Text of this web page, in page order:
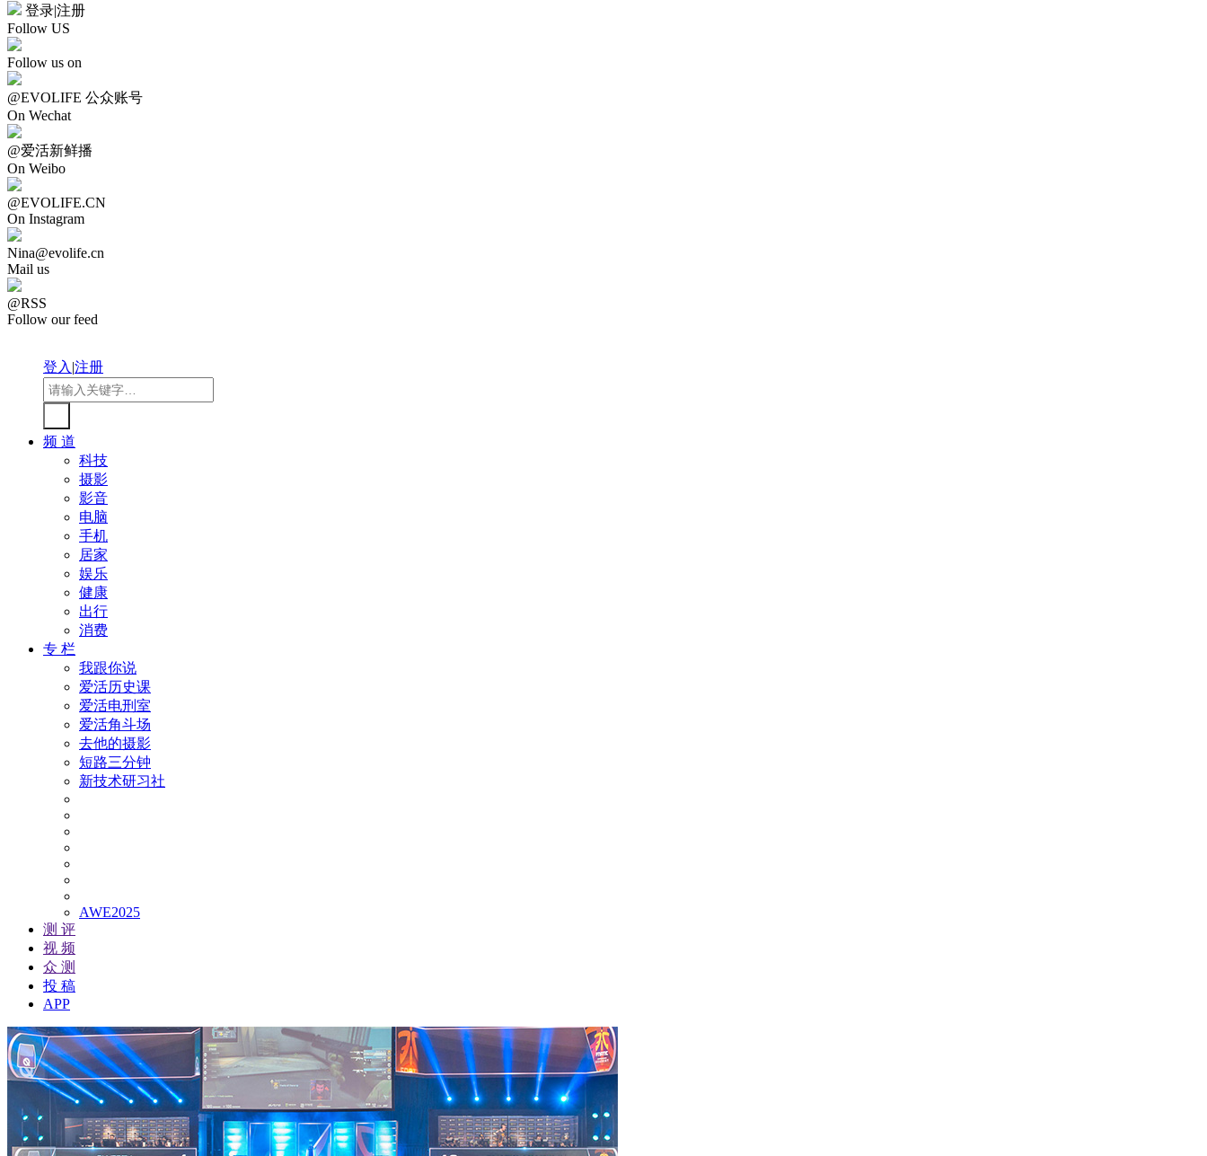
登录|注册
Follow US
Follow us on
@EVOLIFE 公众账号
On Wechat
@爱活新鲜播
On Weibo
@EVOLIFE.CN
On Instagram
Nina@evolife.cn
Mail us
@RSS
Follow our feed
登入|注册
频 道
科技
摄影
影音
电脑
手机
居家
娱乐
健康
出行
消费
专 栏
我跟你说
爱活历史课
爱活电刑室
爱活角斗场
去他的摄影
短路三分钟
新技术研习社
AWE2025
测 评
视 频
众 测
投 稿
APP